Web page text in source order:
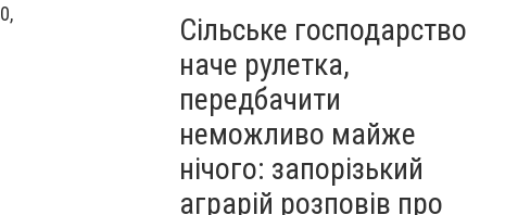
Сільське господарство
наче рулетка,
передбачити
неможливо майже
нічого: запорізький
аграрій розповів про